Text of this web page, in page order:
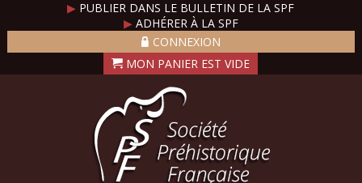
▶ PUBLIER DANS LE BULLETIN DE LA SPF
▶ADHÉRER À LA SPF
CONNEXION